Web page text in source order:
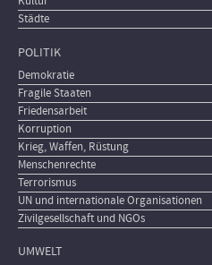
Städte
POLITIK
Demokratie
Fragile Staaten
Friedensarbeit
Korruption
Krieg, Waffen, Rüstung
Menschenrechte
Terrorismus
UN und internationale Organisationen
Zivilgesellschaft und NGOs
UMWELT